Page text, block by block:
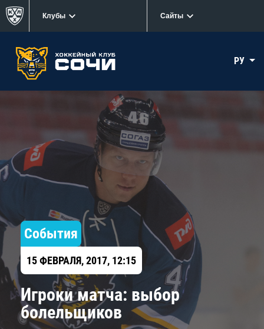
Клубы Сайты
РУ
События
15 ФЕВРАЛЯ, 2017, 12:15
Игроки матча: выбор
болельщиков